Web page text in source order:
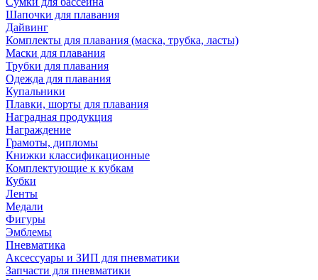
Шапочки для плавания
Дайвинг
Комплекты для плавания (маска, трубка, ласты)
Маски для плавания
Трубки для плавания
Одежда для плавания
Купальники
Плавки, шорты для плавания
Наградная продукция
Награждение
Грамоты, дипломы
Книжки классификационные
Комплектующие к кубкам
Кубки
Ленты
Медали
Фигуры
Эмблемы
Пневматика
Аксессуары и ЗИП для пневматики
Запчасти для пневматики